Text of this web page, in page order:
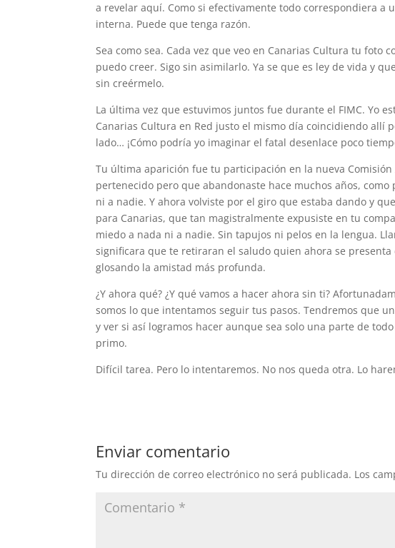
a revelar aquí. Como si efectivamente todo correspondiera a
interna. Puede que tenga razón.
Sea como sea. Cada vez que veo en Canarias Cultura tu foto
puedo creer. Sigo sin asimilarlo. Ya se que es ley de vida y
sin creérmelo.
La última vez que estuvimos juntos fue durante el FIMC. Yo
Canarias Cultura en Red justo el mismo día coincidiendo allí
lado… ¡Cómo podría yo imaginar el fatal desenlace poco
Tu última aparición fue tu participación en la nueva
pertenecido pero que abandonaste hace muchos años,
ni a nadie. Y ahora volviste por el giro que estaba dando y
para Canarias, que tan magistralmente expusiste en tu
miedo a nada ni a nadie. Sin tapujos ni pelos en la lengua.
significara que te retiraran el saludo quien ahora se
glosando la amistad más profunda.
¿Y ahora qué? ¿Y qué vamos a hacer ahora sin ti?
somos lo que intentamos seguir tus pasos. Tendremos que
y ver si así logramos hacer aunque sea solo una parte de
primo.
Difícil tarea. Pero lo intentaremos. No nos queda otra. Lo
Enviar comentario
Tu dirección de correo electrónico no será publicada. Los